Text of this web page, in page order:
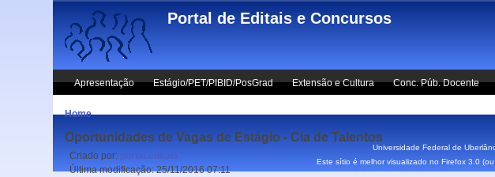
Skip to main content
Portal de Editais e Concursos
Apresentação Estágio/PET/PIBID/PosGrad Extensão e Cultura Conc. Púb. Docente
Home
Oportunidades de Vagas de Estágio - Cia de Talentos
Criado por: portal.editais
Última modificação:25/11/2016 07:11
Universidade Federal de
Este sítio é melhor visualizado no Firefox 3.0